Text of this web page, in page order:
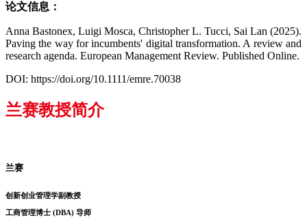
论文信息：
Anna Bastonex, Luigi Mosca, Christopher L. Tucci, Sai Lan (2025).
Paving the way for incumbents' digital transformation. A review and
research agenda. European Management Review. Published Online.
DOI: https://doi.org/10.1111/emre.70038
兰赛教授简介
兰赛
创新创业管理学副教授
工商管理博士 (DBA) 导师